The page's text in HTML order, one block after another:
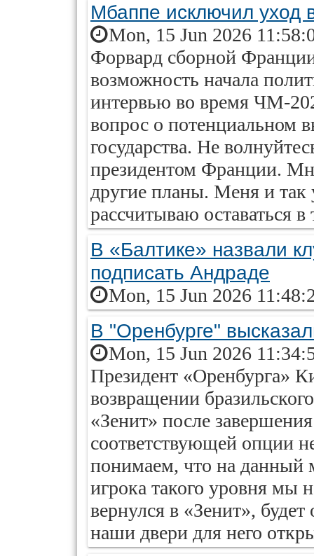
Мбаппе исключил уход
Mon, 15 Jun 2026
Форвард сборной
возможность начала
интервью во время ЧМ-
вопрос о потенциальном
государства. Не
президентом Франции.
другие планы. Меня и так
рассчитываю оставаться в
В «Балтике» назвали
подписать Андраде
Mon, 15 Jun 2026
В "Оренбурге"
Mon, 15 Jun 2026
Президент «Оренбурга»
возвращении
«Зенит» после
соответствующей опции
понимаем, что на данный
игрока такого уровня мы
вернулся в «Зенит»,
наши двери для него